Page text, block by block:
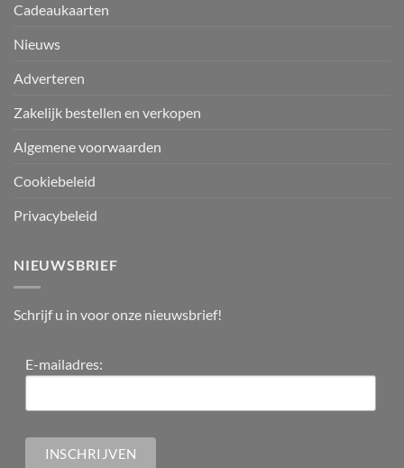
Cadeaukaarten
Nieuws
Adverteren
Zakelijk bestellen en verkopen
Algemene voorwaarden
Cookiebeleid
Privacybeleid
NIEUWSBRIEF
Schrijf u in voor onze nieuwsbrief!
E-mailadres: